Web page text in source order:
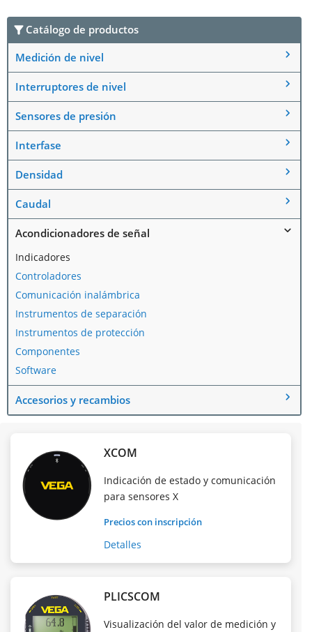
Catálogo de productos
Medición de nivel
Interruptores de nivel
Sensores de presión
Interfase
Densidad
Caudal
Acondicionadores de señal
Indicadores
Controladores
Comunicación inalámbrica
Instrumentos de separación
Instrumentos de protección
Componentes
Software
Accesorios y recambios
XCOM
Indicación de estado y comunicación
para sensores X
Precios con inscripción
Detalles
PLICSCOM
Visualización del valor de medición y